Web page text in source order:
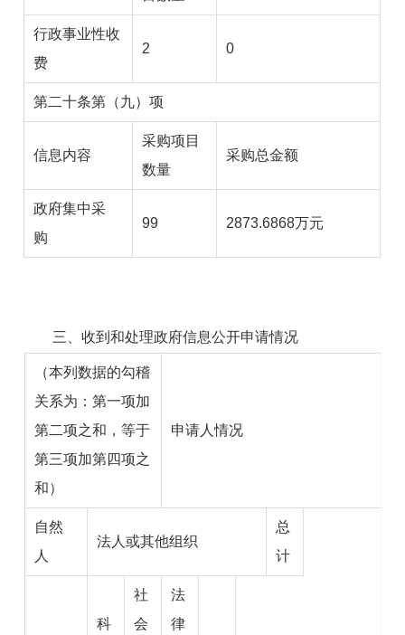
行政事业性收
费
2 0
第二十条第（九）项
信息内容
采购项目
数量
采购总金额
政府集中采
购
99 2873.6868万元
三、收到和处理政府信息公开申请情况
（本列数据的勾稽
关系为：第一项加
第二项之和，等于
第三项加第四项之
和）
申请人情况
自然
人
法人或其他组织
总
计
科
社
会
法
律